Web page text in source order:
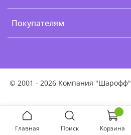
Покупателям
© 2001 - 2026 Компания "Шарофф"
Главная Поиск Корзина